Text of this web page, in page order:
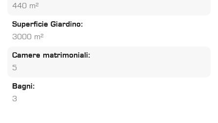
440 m²
Superficie Giardino:
3000 m²
Camere matrimoniali:
5
Bagni:
3